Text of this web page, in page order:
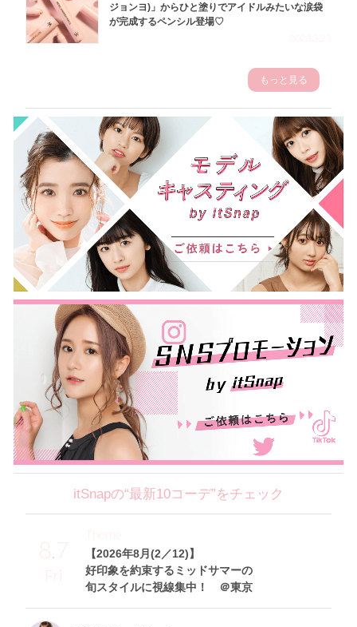
ジョンヨ)」からひと塗りでアイドルみたいな涙袋
が完成するペンシル登場♡
もっと見る
itSnapの“最新10コーデ”をチェック
8.7
Fri
【2026年8月(2／12)】
好印象を約束するミッドサマーの
旬スタイルに視線集中！ ＠東京
Theme